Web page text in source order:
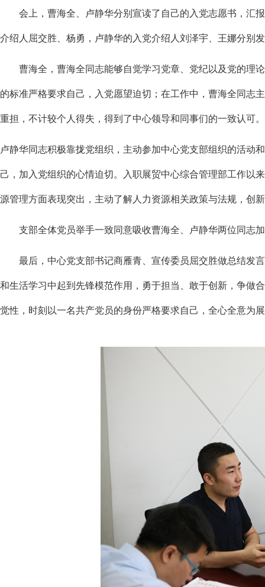
会上，曹海全、卢静华分别宣读了自己的入党志愿书，汇报
介绍人屈交胜、杨勇，卢静华的入党介绍人刘泽宇、王娜分别
曹海全，曹海全同志能够自觉学习党章、党纪以及党的理论
的标准严格要求自己，入党愿望迫切；在工作中，曹海全同志
重担，不计较个人得失，得到了中心领导和同事们的一致认可。
卢静华同志积极靠拢党组织，主动参加中心党支部组织的活动
己，加入党组织的心情迫切。入职展贸中心综合管理部工作以
源管理方面表现突出，主动了解人力资源相关政策与法规，创
支部全体党员举手一致同意吸收曹海全、卢静华两位同志
最后，中心党支部书记商雁青、宣传委员屈交胜做总结发言
和生活学习中起到先锋模范作用，勇于担当、敢于创新，争做
觉性，时刻以一名共产党员的身份严格要求自己，全心全意为